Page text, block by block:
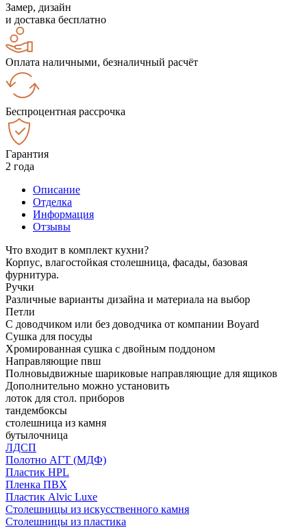
Замер, дизайн
и доставка бесплатно
Оплата наличными, безналичный расчёт
Беспроцентная рассрочка
Гарантия
2 года
Описание
Отделка
Информация
Отзывы
Что входит в комплект кухни?
Корпус, влагостойкая столешница, фасады, базовая
фурнитура.
Ручки
Различные варианты дизайна и материала на выбор
Петли
С доводчиком или без доводчика от компании Boyard
Сушка для посуды
Хромированная сушка с двойным поддоном
Направляющие пвш
Полновыдвижные шариковые направляющие для ящиков
Дополнительно можно установить
лоток для стол. приборов
тандембоксы
столешница из камня
бутылочница
ЛДСП
Полотно АГТ (МДФ)
Пластик HPL
Пленка ПВХ
Пластик Alvic Luxe
Столешницы из искусственного камня
Столешницы из пластика